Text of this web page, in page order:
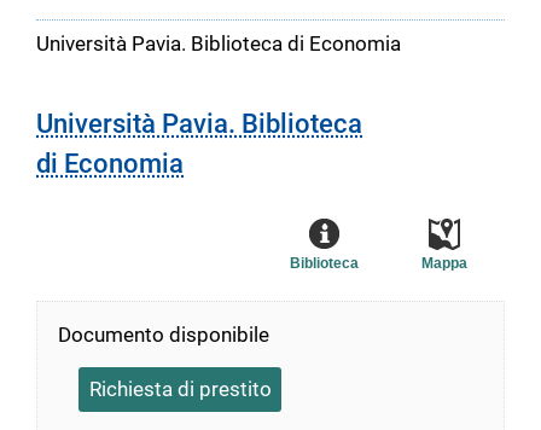
Università Pavia. Biblioteca di Economia
Università Pavia. Biblioteca
di Economia
Mappa
Biblioteca
Documento disponibile
Richiesta di prestito